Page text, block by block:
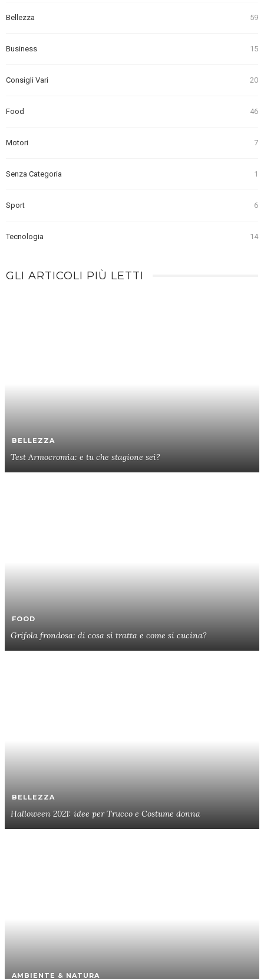
Bellezza 59
Business 15
Consigli Vari 20
Food 46
Motori 7
Senza Categoria 1
Sport 6
Tecnologia 14
GLI ARTICOLI PIÙ LETTI
BELLEZZA
Test Armocromia: e tu che stagione sei?
FOOD
Grifola frondosa: di cosa si tratta e come si cucina?
BELLEZZA
Halloween 2021: idee per Trucco e Costume donna
AMBIENTE & NATURA